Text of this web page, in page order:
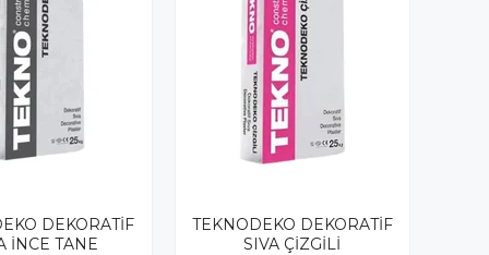
DEKORATİF
İNCE TANE
TEKNODEKO DEKORATİF
SIVA ÇİZGİLİ